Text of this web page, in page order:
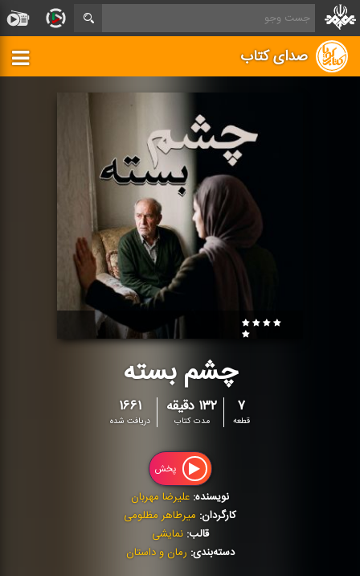
صدای کتاب
چشم بسته
۷
قطعه
۱۳۲ دقیقه
مدت کتاب
۱۶۶۱
دریافت شده
پخش
نویسنده: علیرضا مهربان
کارگردان: میرطاهر مظلومی
قالب: نمایشی
دسته‌بندی: رمان و داستان